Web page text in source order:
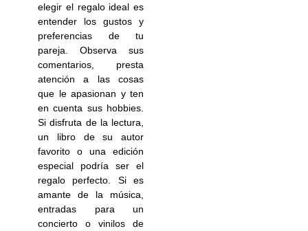
elegir el regalo ideal es
entender los gustos y
preferencias de tu
pareja. Observa sus
comentarios, presta
atención a las cosas
que le apasionan y ten
en cuenta sus hobbies.
Si disfruta de la lectura,
un libro de su autor
favorito o una edición
especial podría ser el
regalo perfecto. Si es
amante de la música,
entradas para un
concierto o vinilos de